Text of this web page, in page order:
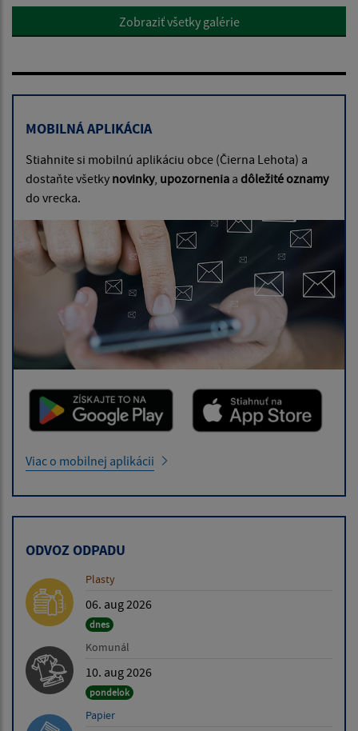
Zobraziť všetky galérie
MOBILNÁ APLIKÁCIA
Stiahnite si mobilnú aplikáciu obce (Čierna Lehota) a
dostaňte všetky novinky, upozornenia a dôležité oznamy
do vrecka.
Viac o mobilnej aplikácii
ODVOZ ODPADU
Plasty
06. aug 2026
dnes
Komunál
10. aug 2026
pondelok
Papier